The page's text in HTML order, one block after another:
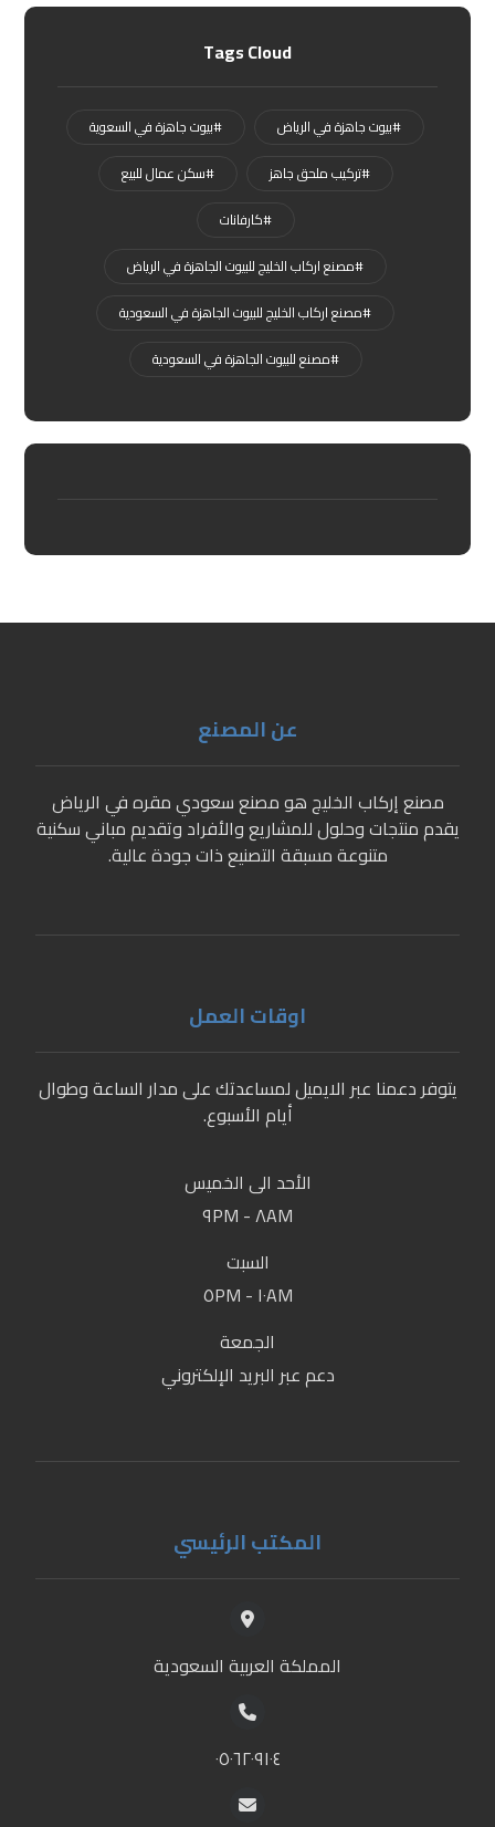
Tags Cloud
#بيوت جاهزة في الرياض
#بيوت جاهزة في السعوية
#تركيب ملحق جاهز
#سكن عمال للبيع
#كارفانات
#مصنع اركاب الخليج للبيوت الجاهزة في الرياض
#مصنع اركاب الخليج للبيوت الجاهزة في السعودية
#مصنع للبيوت الجاهزة في السعودية
عن المصنع
مصنع إركاب الخليج هو مصنع سعودي مقره في الرياض
يقدم منتجات وحلول للمشاريع والأفراد وتقديم مباني سكنية
متنوعة مسبقة التصنيع ذات جودة عالية.
اوقات العمل
يتوفر دعمنا عبر الايميل لمساعدتك على مدار الساعة وطوال
أيام الأسبوع.
الأحد الى الخميس
٨AM - ٩PM
السبت
١٠AM - ٥PM
الجمعة
دعم عبر البريد الإلكتروني
المكتب الرئيسي
المملكة العربية السعودية
٠٥٠٦٢٠٩١٠٤